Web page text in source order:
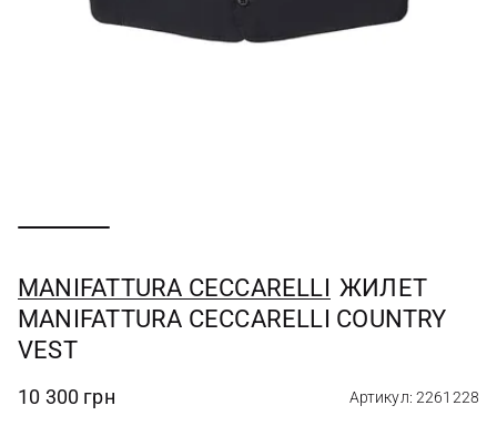
MANIFATTURA CECCARELLI ЖИЛЕТ
MANIFATTURA CECCARELLI COUNTRY
VEST
10 300 грн Артикул: 2261228